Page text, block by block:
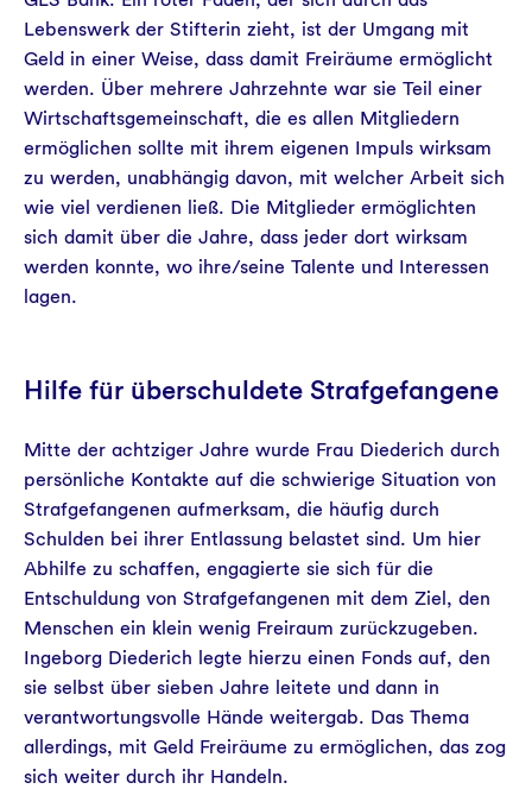
Lebenswerk der Stifterin zieht, ist der Umgang mit
Geld in einer Weise, dass damit Freiräume ermöglicht
werden. Über mehrere Jahrzehnte war sie Teil einer
Wirtschaftsgemeinschaft, die es allen Mitgliedern
ermöglichen sollte mit ihrem eigenen Impuls wirksam
zu werden, unabhängig davon, mit welcher Arbeit sich
wie viel verdienen ließ. Die Mitglieder ermöglichten
sich damit über die Jahre, dass jeder dort wirksam
werden konnte, wo ihre/seine Talente und Interessen
lagen.
Hilfe für überschuldete Strafgefangene
Mitte der achtziger Jahre wurde Frau Diederich durch
persönliche Kontakte auf die schwierige Situation von
Strafgefangenen aufmerksam, die häufig durch
Schulden bei ihrer Entlassung belastet sind. Um hier
Abhilfe zu schaffen, engagierte sie sich für die
Entschuldung von Strafgefangenen mit dem Ziel, den
Menschen ein klein wenig Freiraum zurückzugeben.
Ingeborg Diederich legte hierzu einen Fonds auf, den
sie selbst über sieben Jahre leitete und dann in
verantwortungsvolle Hände weitergab. Das Thema
allerdings, mit Geld Freiräume zu ermöglichen, das zog
sich weiter durch ihr Handeln.